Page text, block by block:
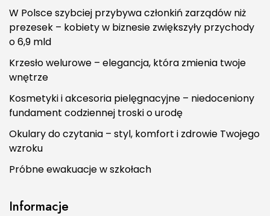
W Polsce szybciej przybywa członkiń zarządów niż
prezesek – kobiety w biznesie zwiększyły przychody
o 6,9 mld
Krzesło welurowe – elegancja, która zmienia twoje
wnętrze
Kosmetyki i akcesoria pielęgnacyjne – niedoceniony
fundament codziennej troski o urodę
Okulary do czytania – styl, komfort i zdrowie Twojego
wzroku
Próbne ewakuacje w szkołach
Informacje